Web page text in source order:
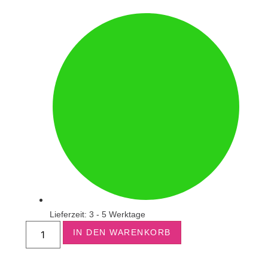
Lieferzeit: 3 - 5 Werktage
IN DEN WARENKORB